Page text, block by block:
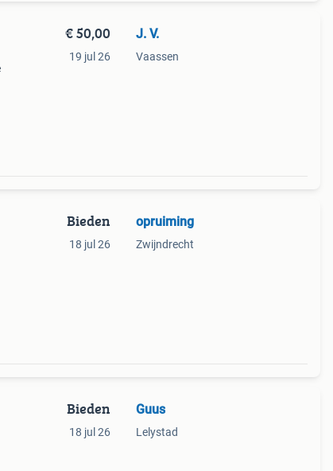
€ 50,00
19 jul 26
J. V.
Vaassen
Bieden
18 jul 26
opruiming
Zwijndrecht
Bieden
18 jul 26
Guus
Lelystad